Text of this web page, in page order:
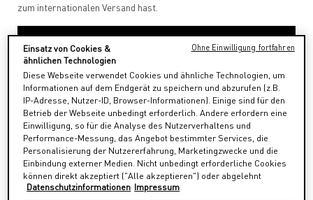
Das Maison Valentino wurde 1960 von Valentino Garavani
Protagonist der internationalen Mode und hat von 2008 bis
2016 eine beeindruckende kreative Entwicklung
durchgemacht.
Das Maison Valentino spielt eine wichtige Rolle im
Luxussegment durch Tradition und Innovation, eine
notwendige Kombination für eine Kreativbranche, die das
Gefühl für Schönheit erzeugt.
Valentinos Mode wird durch die Haute Couture und Prêt-à-
Einsatz von Cookies &
ähnlichen Technologien
Diese Webseite verwendet Cookies und ähnliche Technologien, um
Informationen auf dem Endgerät zu speichern und abzurufen (z.B.
IP-Adresse, Nutzer-ID, Browser-Informationen). Einige sind für den
Betrieb der Webseite unbedingt erforderlich. Andere erfordern eine
Einwilligung, so für die Analyse des Nutzerverhaltens und
Performance-Messung, das Angebot bestimmter Services, die
Personalisierung der Nutzererfahrung, Marketingzwecke und die
Einbindung externer Medien. Nicht unbedingt erforderliche Cookies
können direkt akzeptiert ("Alle akzeptieren") oder abgelehnt
("Ohne Einwilligung fortfahren") werden. Individuelle Anpassungen
Datenschutzinformationen Impressum
Ohne Einwilligung fortfahren
zum internationalen Versand hast.
LAND / REGION ÄNDERN